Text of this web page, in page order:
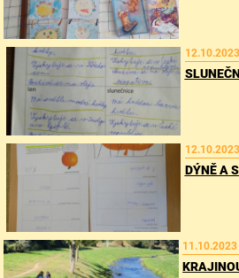
12.10.2023
12.10.2023
DÝNĚ A
11.10.2023